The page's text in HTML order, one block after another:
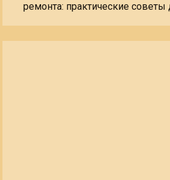
ремонта: практические